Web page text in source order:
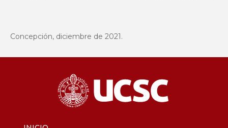
Concepción, diciembre de 2021.